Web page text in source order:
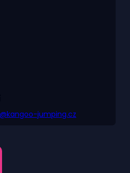
jumping.cz